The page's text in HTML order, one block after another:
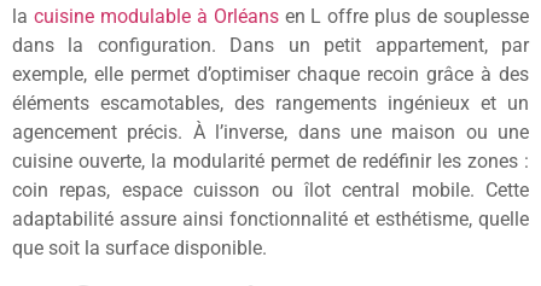
la cuisine modulable à Orléansen L offre plus de souplesse
dans la configuration. Dans un petit appartement, par
exemple, elle permet d’optimiser chaque recoin grâce à des
éléments escamotables, des rangements ingénieux et un
agencement précis. À l’inverse, dans une maison ou une
cuisine ouverte, la modularité permet de redéfinir les zones :
coin repas, espace cuisson ou îlot central mobile. Cette
adaptabilité assure ainsi fonctionnalité et esthétisme, quelle
que soit la surface disponible.